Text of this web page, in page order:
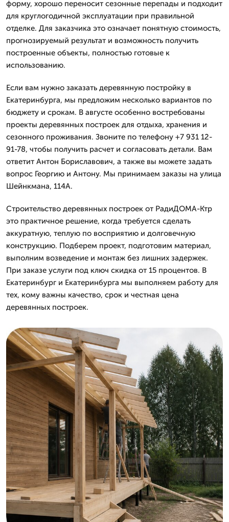
форму, хорошо переносит сезонные перепады и подходит
для круглогодичной эксплуатации при правильной
отделке. Для заказчика это означает понятную стоимость,
прогнозируемый результат и возможность получить
построенные объекты, полностью готовые к
использованию.
Если вам нужно заказать деревянную постройку в
Екатеринбурга, мы предложим несколько вариантов по
бюджету и срокам. В августе особенно востребованы
проекты деревянных построек для отдыха, хранения и
сезонного проживания. Звоните по телефону +7 931 12-
91-78, чтобы получить расчет и согласовать детали. Вам
ответит Антон Бориславович, а также вы можете задать
вопрос Георгию и Антону. Мы принимаем заказы на улица
Шейнкмана, 114А.
Строительство деревянных построек от РадиДОМА-Ктр
это практичное решение, когда требуется сделать
аккуратную, теплую по восприятию и долговечную
конструкцию. Подберем проект, подготовим материал,
выполним возведение и монтаж без лишних задержек.
При заказе услуги под ключ скидка от 15 процентов. В
Екатеринбург и Екатеринбурга мы выполняем работу для
тех, кому важны качество, срок и честная цена
деревянных построек.